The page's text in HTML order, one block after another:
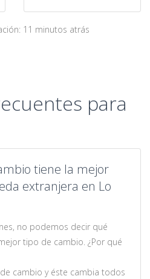
11 minutos atrás
para
tiene la mejor
extranjera en Lo
no podemos decir qué
tipo de cambio. ¿Por qué
cambio y éste cambia todos